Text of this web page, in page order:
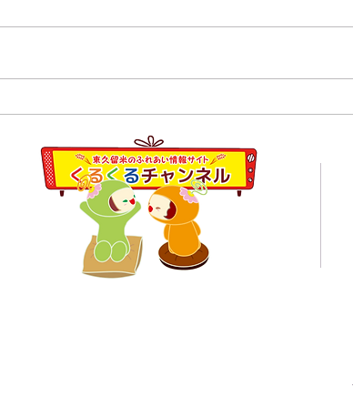
８月１日,２日清瀬駅南口ふ
れあい通り夏祭り
7月